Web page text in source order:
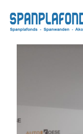
content